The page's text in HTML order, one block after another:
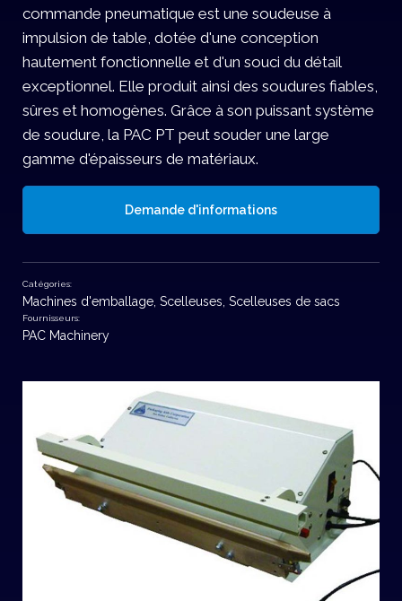
commande pneumatique est une soudeuse à
impulsion de table, dotée d'une conception
hautement fonctionnelle et d'un souci du détail
exceptionnel. Elle produit ainsi des soudures fiables,
sûres et homogènes. Grâce à son puissant système
de soudure, la PAC PT peut souder une large
gamme d'épaisseurs de matériaux.
Demande d'informations
Catégories:
Machines d'emballage Scelleuses Scelleuses de sacs
Fournisseurs:
PAC Machinery